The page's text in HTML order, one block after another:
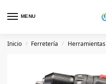
MENU
Inicio / Ferretería / Herramientas